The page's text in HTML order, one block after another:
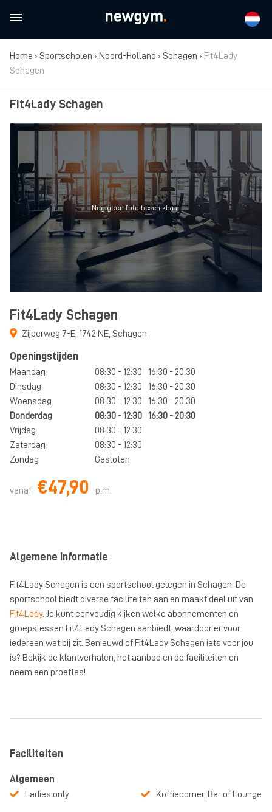
Home › Sportscholen › Noord-Holland › Schagen › Fit4Lady
Schagen
Fit4Lady Schagen
Nog geen foto beschikbaar.
Fit4Lady Schagen
Zijperweg 7-E, 1742 NE, Schagen
Openingstijden
Maandag 08:30 - 12:30
16:30 - 20:30
Dinsdag
08:30 - 12:30
16:30 - 20:30
Woensdag
08:30 - 12:30
16:30 - 20:30
Donderdag
08:30 - 12:30
16:30 - 20:30
Vrijdag
08:30 - 12:30
Zaterdag
08:30 - 12:30
Zondag
Gesloten
vanaf €47,90 p.m.
Algemene informatie
Fit4Lady Schagen is een sportschool gelegen in Schagen. De
sportschool biedt diverse faciliteiten aan en maakt deel uit van
Fit4Lady. Je kunt eenvoudig kijken welke abonnementen en
groepslessen Fit4Lady Schagen aanbiedt, waardoor er voor
iedereen wat bij zit. Benieuwd of Fit4Lady Schagen iets voor jou
is? Bekijk de klantverhalen, het aanbod en de faciliteiten en
neem een proefles!
Faciliteiten
Algemeen
Ladies only Koffiecorner, Bar of Lounge